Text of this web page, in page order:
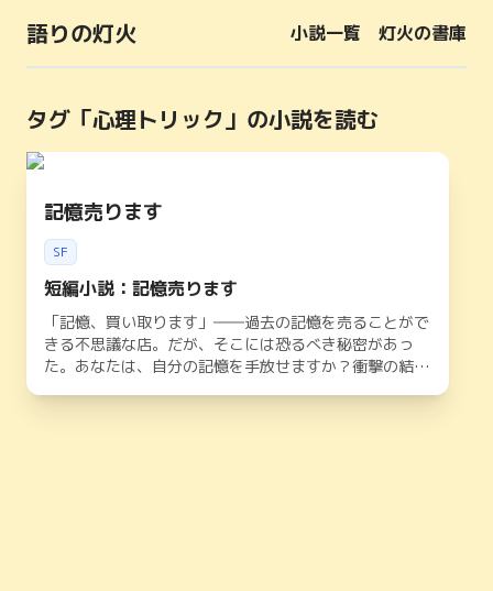
語りの灯火 小説一覧 灯火の書庫
タグ「心理トリック」の小説を読む
記憶売ります
SF
短編小説：記憶売ります
「記憶、買い取ります」――過去の記憶を売ることがで
きる不思議な店。だが、そこには恐るべき秘密があっ
た。あなたは、自分の記憶を手放せますか？衝撃の結末